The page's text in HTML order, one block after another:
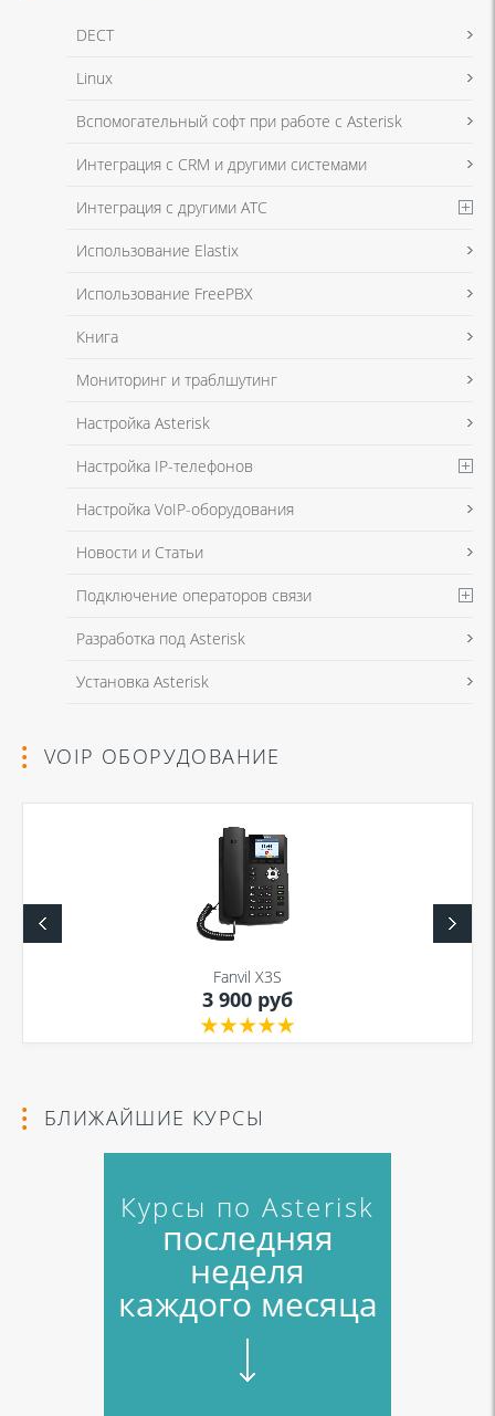
Я даю согласие на обработку моих персональных данных для связи
в соответствии с Политикой в отношении обработки персональных
Я даю согласие на обработку моих персональных данных для связи
в соответствии с Политикой в отношении обработки персональных
DECT
Linux
Вспомогательный софт при работе с Asterisk
Интеграция с CRM и другими системами
Интеграция с другими АТС
Использование Elastix
Использование FreePBX
Книга
Мониторинг и траблшутинг
Настройка Asterisk
Настройка IP-телефонов
Настройка VoIP-оборудования
Новости и Статьи
Подключение операторов связи
Разработка под Asterisk
Установка Asterisk
VOIP ОБОРУДОВАНИЕ
Fanvil X3S
3 900 руб
БЛИЖАЙШИЕ КУРСЫ
Курсы по Asterisk
последняя
неделя
каждого месяца